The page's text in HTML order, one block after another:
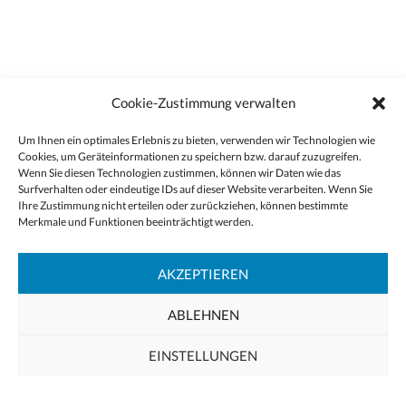
Cookie-Zustimmung verwalten
Um Ihnen ein optimales Erlebnis zu bieten, verwenden wir Technologien wie
Cookies, um Geräteinformationen zu speichern bzw. darauf zuzugreifen.
Wenn Sie diesen Technologien zustimmen, können wir Daten wie das
Surfverhalten oder eindeutige IDs auf dieser Website verarbeiten. Wenn Sie
Ihre Zustimmung nicht erteilen oder zurückziehen, können bestimmte
Merkmale und Funktionen beeinträchtigt werden.
AKZEPTIEREN
ABLEHNEN
EINSTELLUNGEN